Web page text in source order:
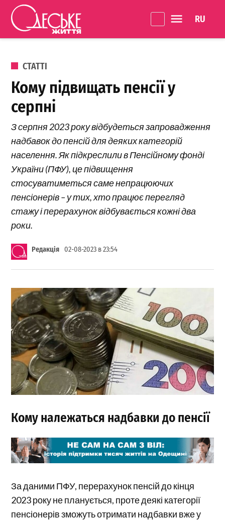
Перейти до вмісту
Життя
ОПУБЛІКОВАНО В
СТАТТІ
Кому підвищать пенсії у
серпні
З серпня 2023 року відбудеться запровадження
надбавок до пенсій для деяких категорій
населення. Як підкреслили в Пенсійному фонді
України (ПФУ), це підвищення
стосуватиметься саме непрацюючих
пенсіонерів – у тих, хто працює перегляд
стажу і перерахунок відбувається кожні два
роки.
Редакція 02-08-2023 в 23:54
Кому належаться надбавки до пенсії
За даними ПФУ, перерахунок пенсій до кінця
2023 року не планується, проте деякі категорії
пенсіонерів зможуть отримати надбавки вже у